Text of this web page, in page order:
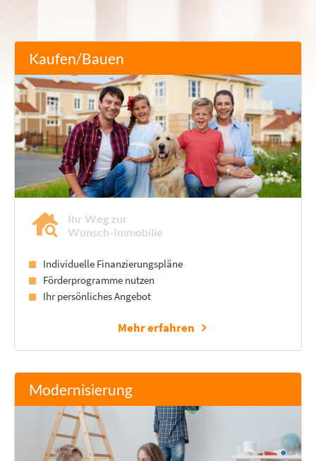
Kaufen/Bauen
Ihr Weg zur
Wunsch-Immobilie
Individuelle Finanzierungspläne
Förderprogramme nutzen
Ihr persönliches Angebot
Mehr erfahren
Modernisierung